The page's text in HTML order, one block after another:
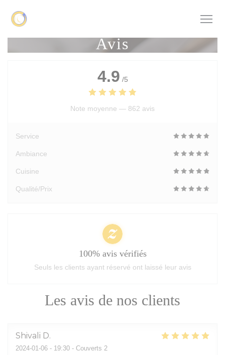
Avis
Les avis de nos clients
Shivali D
2024-01-06 - 19:30 - Couverts 2
4.9 /5
Note moyenne — 862 avis
Service
Ambiance
Cuisine
Qualité/Prix
100% avis vérifiés
Seuls les clients ayant réservé ont laissé leur avis